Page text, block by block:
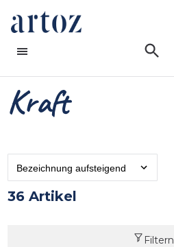
Kraft
36 Artikel
Filtern